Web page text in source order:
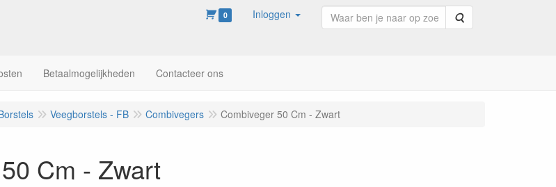
0 Inloggen Zoeken
Betaalmogelijkheden Contacteer ons
Veegborstels - FB Combivegers Combiveger 50 Cm - Zwart
Cm - Zwart